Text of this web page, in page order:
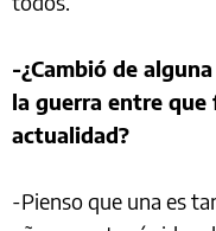
-¿Cambió de
la guerra entre
actualidad?
-Pienso que una es